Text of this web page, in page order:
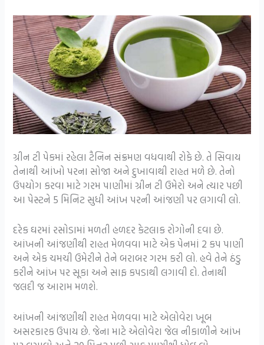
ગ્રીન ટી પેકમાં રહેલા ટૈનિન સંક્રમણ વધવાથી રોકે છે. તે સિવાય
તેનાથી આંખો પરના સોજા અને દુખાવાથી રાહત મળે છે. તેનો
ઉપયોગ કરવા માટે ગરમ પાણીમાં ગ્રીન ટી ઉમેરો અને ત્યાર પછી
આ પેસ્ટને 5 મિનિટ સુધી આંખ પરની આંજણી પર લગાવી લો.
દરેક ઘરમાં રસોડામાં મળતી હળદર કેટલાક રોગોની દવા છે.
આંખની આંજણીથી રાહત મેળવવા માટે એક પેનમાં 2 કપ પાણી
અને એક ચમચી ઉમેરીને તેને બરાબર ગરમ કરી લો. હવે તેને ઠંડુ
કરીને આંખ પર સૂકા અને સાફ કપડાથી લગાવી દો. તેનાથી
જલદી જ આરામ મળશે.
આંખની આંજણીથી રાહત મેળવવા માટે એલોવેરા ખૂબ
અસરકારક ઉપાય છે. જેના માટે એલોવેરા જેલ નીકાળીને આંખ